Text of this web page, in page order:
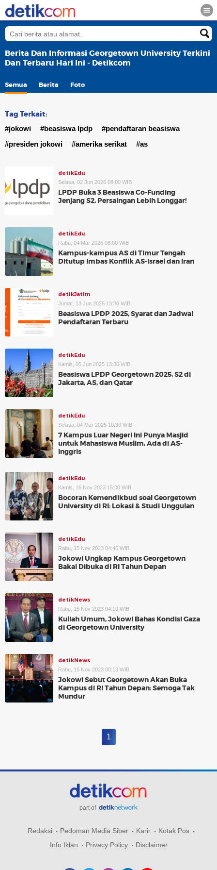
Berita Dan Informasi Georgetown University Terkini
Dan Terbaru Hari Ini - Detikcom
Semua Berita Foto
Tag Terkait:
#jokowi #beasiswa lpdp
#pendaftaran beasiswa
#presiden jokowi
#amerika serikat #as
detikEdu
Selasa, 02 Jun 2026 08:00 WIB
LPDP Buka 3 Beasiswa Co-Funding
Jenjang S2, Persaingan Lebih Longgar!
detikEdu
Rabu, 04 Mar 2026 08:00 WIB
Kampus-kampus AS di Timur Tengah
Ditutup Imbas Konflik AS-Israel dan Iran
detikJatim
Jumat, 13 Jun 2025 13:30 WIB
Beasiswa LPDP 2025, Syarat dan Jadwal
Pendaftaran Terbaru
detikEdu
Kamis, 05 Jun 2025 13:30 WIB
Beasiswa LPDP Georgetown 2025, S2 di
Jakarta, AS, dan Qatar
detikEdu
Selasa, 04 Mar 2025 10:30 WIB
7 Kampus Luar Negeri Ini Punya Masjid
untuk Mahasiswa Muslim, Ada di AS-
Inggris
detikEdu
Kamis, 16 Nov 2023 15:00 WIB
Bocoran Kemendikbud soal Georgetown
University di RI: Lokasi & Studi Unggulan
detikEdu
Rabu, 15 Nov 2023 04:46 WIB
Jokowi Ungkap Kampus Georgetown
Bakal Dibuka di RI Tahun Depan
detikNews
Rabu, 15 Nov 2023 04:10 WIB
Kuliah Umum, Jokowi Bahas Kondisi Gaza
di Georgetown University
detikNews
Rabu, 15 Nov 2023 00:13 WIB
Jokowi Sebut Georgetown Akan Buka
Kampus di RI Tahun Depan: Semoga Tak
Mundur
1
part of
Redaksi Pedoman Media Siber Karir
Kotak Pos
Info Iklan
Privacy Policy Disclaimer